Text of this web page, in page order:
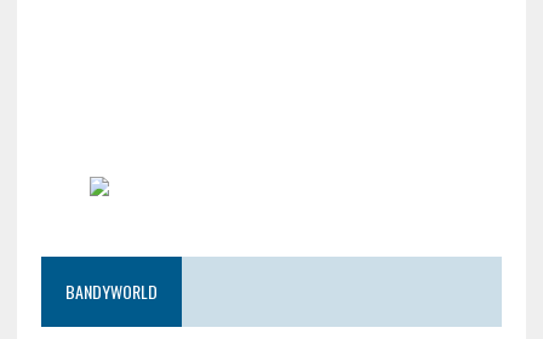
BANDYWORLD